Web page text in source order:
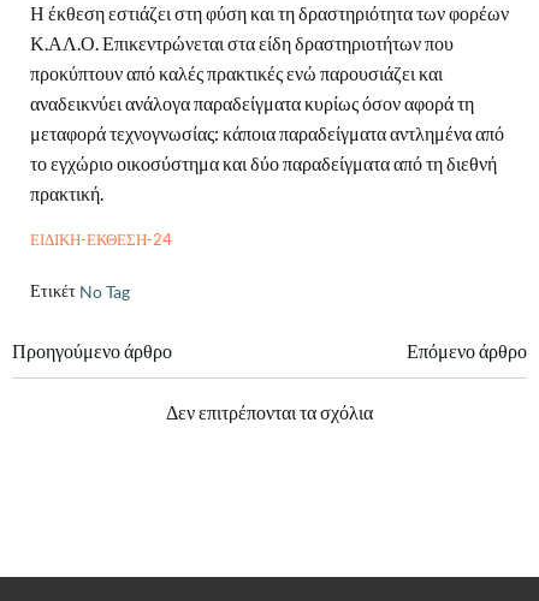
Η έκθεση εστιάζει στη φύση και τη δραστηριότητα των φορέων
Κ.ΑΛ.Ο. Επικεντρώνεται στα είδη δραστηριοτήτων που
προκύπτουν από καλές πρακτικές ενώ παρουσιάζει και
αναδεικνύει ανάλογα παραδείγματα κυρίως όσον αφορά τη
μεταφορά τεχνογνωσίας: κάποια παραδείγματα αντλημένα από
το εγχώριο οικοσύστημα και δύο παραδείγματα από τη διεθνή
πρακτική.
ΕΙΔΙΚΗ-ΕΚΘΕΣΗ-24
Ετικέτες:No Tag
Πλοήγηση
Προηγούμενο άρθρο
Πλοήγηση
άρθρων
Επόμενο άρθρο
Δεν επιτρέπονται τα σχόλια